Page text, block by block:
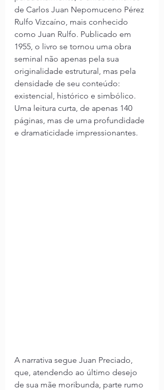
de Carlos Juan Nepomuceno Pérez
Rulfo Vizcaíno, mais conhecido
como Juan Rulfo. Publicado em
1955, o livro se tornou uma obra
seminal não apenas pela sua
originalidade estrutural, mas pela
densidade de seu conteúdo:
existencial, histórico e simbólico.
Uma leitura curta, de apenas 140
páginas, mas de uma profundidade
e dramaticidade impressionantes.
A narrativa segue Juan Preciado,
que, atendendo ao último desejo
de sua mãe moribunda, parte rumo